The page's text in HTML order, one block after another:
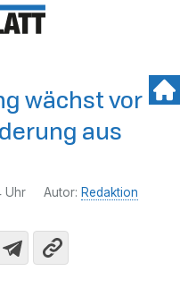
wächst vor
aus
Uhr Autor: Redaktion